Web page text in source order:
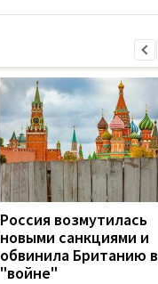
Россия возмутилась
новыми санкциями и
обвинила Британию в
"войне"